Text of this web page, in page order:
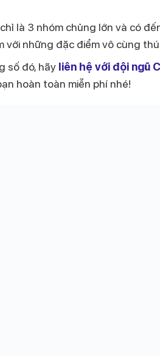
là 3 nhóm chủng lớn và có
những đặc điểm vô cùng thú
số đó, hãy liên hệ với đội ngũ
hoàn toàn miễn phí nhé!